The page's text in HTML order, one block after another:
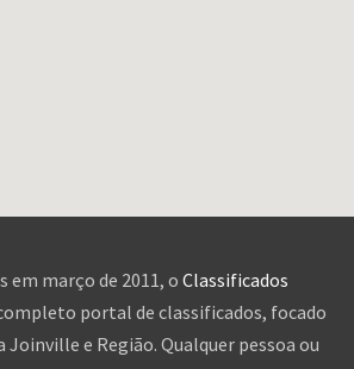
em março de 2011, o Classificados
portal de classificados, focado
e Região. Qualquer pessoa ou